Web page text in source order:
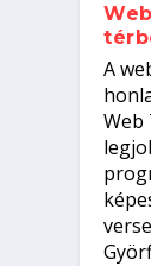
Írta:
Írta:
Írta:
el
Írta:
A
Web